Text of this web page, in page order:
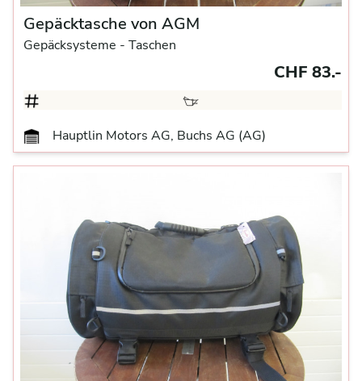
Gepäcktasche von AGM
Gepäcksysteme - Taschen
CHF 83.-
Hauptlin Motors AG, Buchs AG (AG)